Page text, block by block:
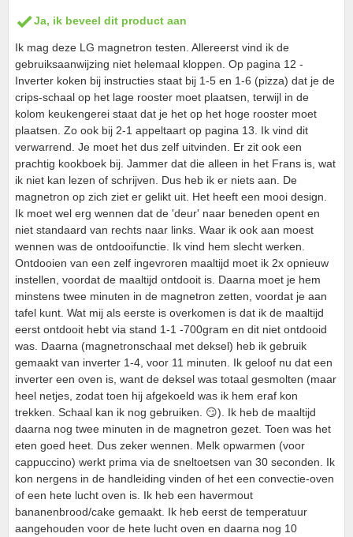
Ja, ik beveel dit product aan
Ik mag deze LG magnetron testen. Allereerst vind ik de
gebruiksaanwijzing niet helemaal kloppen. Op pagina 12 -
Inverter koken bij instructies staat bij 1-5 en 1-6 (pizza) dat je de
crips-schaal op het lage rooster moet plaatsen, terwijl in de
kolom keukengerei staat dat je het op het hoge rooster moet
plaatsen. Zo ook bij 2-1 appeltaart op pagina 13. Ik vind dit
verwarrend. Je moet het dus zelf uitvinden. Er zit ook een
prachtig kookboek bij. Jammer dat die alleen in het Frans is, wat
ik niet kan lezen of schrijven. Dus heb ik er niets aan. De
magnetron op zich ziet er gelikt uit. Het heeft een mooi design.
Ik moet wel erg wennen dat de 'deur' naar beneden opent en
niet standaard van rechts naar links. Waar ik ook aan moest
wennen was de ontdooifunctie. Ik vind hem slecht werken.
Ontdooien van een zelf ingevroren maaltijd moet ik 2x opnieuw
instellen, voordat de maaltijd ontdooit is. Daarna moet je hem
minstens twee minuten in de magnetron zetten, voordat je aan
tafel kunt. Wat mij als eerste is overkomen is dat ik de maaltijd
eerst ontdooit hebt via stand 1-1 -700gram en dit niet ontdooid
was. Daarna (magnetronschaal met deksel) heb ik gebruik
gemaakt van inverter 1-4, voor 11 minuten. Ik geloof nu dat een
inverter een oven is, want de deksel was totaal gesmolten (maar
heel netjes, zodat toen hij afgekoeld was ik hem eraf kon
trekken. Schaal kan ik nog gebruiken. 😏). Ik heb de maaltijd
daarna nog twee minuten in de magnetron gezet. Toen was het
eten goed heet. Dus zeker wennen. Melk opwarmen (voor
cappuccino) werkt prima via de sneltoetsen van 30 seconden. Ik
kon nergens in de handleiding vinden of het een convectie-oven
of een hete lucht oven is. Ik heb een havermout
bananenbrood/cake gemaakt. Ik heb eerst de temperatuur
aangehouden voor de hete lucht oven en daarna nog 10